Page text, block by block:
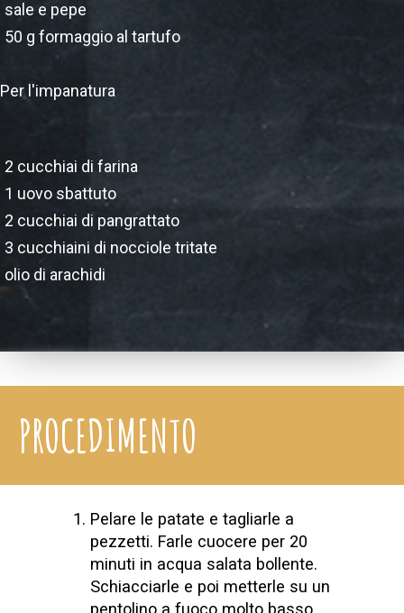
sale e pepe
50 g formaggio al tartufo
Per l'impanatura
2 cucchiai di farina
1 uovo sbattuto
2 cucchiai di pangrattato
3 cucchiaini di nocciole tritate
olio di arachidi
PROCEDIMENTO
Pelare le patate e tagliarle a
pezzetti. Farle cuocere per 20
minuti in acqua salata bollente.
Schiacciarle e poi metterle su un
pentolino a fuoco molto basso